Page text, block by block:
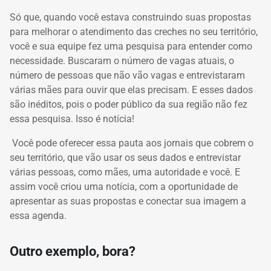
Só que, quando você estava construindo suas propostas
para melhorar o atendimento das creches no seu território,
você e sua equipe fez uma pesquisa para entender como
necessidade. Buscaram o número de vagas atuais, o
número de pessoas que não vão vagas e entrevistaram
várias mães para ouvir que elas precisam. E esses dados
são inéditos, pois o poder público da sua região não fez
essa pesquisa. Isso é notícia!
Você pode oferecer essa pauta aos jornais que cobrem o
seu território, que vão usar os seus dados e entrevistar
várias pessoas, como mães, uma autoridade e você. E
assim você criou uma notícia, com a oportunidade de
apresentar as suas propostas e conectar sua imagem a
essa agenda.
Outro exemplo, bora?